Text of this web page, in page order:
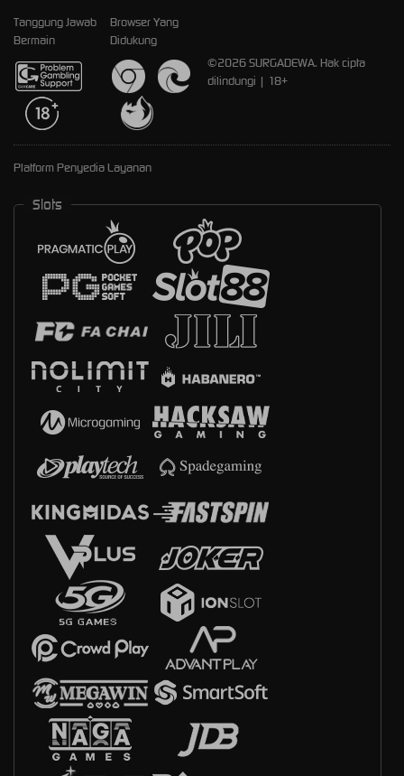
Tanggung Jawab
Bermain
Browser Yang
Didukung
©2026 SURGADEWA. Hak cipta
dilindungi | 18+
Platform Penyedia Layanan
Slots